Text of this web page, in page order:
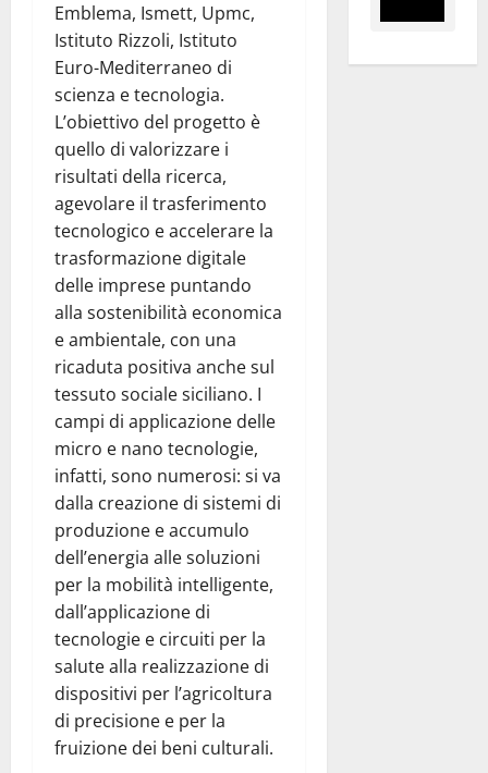
Emblema, Ismett, Upmc,
Istituto Rizzoli, Istituto
Euro-Mediterraneo di
scienza e tecnologia.
L’obiettivo del progetto è
quello di valorizzare i
risultati della ricerca,
agevolare il trasferimento
tecnologico e accelerare la
trasformazione digitale
delle imprese puntando
alla sostenibilità economica
e ambientale, con una
ricaduta positiva anche sul
tessuto sociale siciliano. I
campi di applicazione delle
micro e nano tecnologie,
infatti, sono numerosi: si va
dalla creazione di sistemi di
produzione e accumulo
dell’energia alle soluzioni
per la mobilità intelligente,
dall’applicazione di
tecnologie e circuiti per la
salute alla realizzazione di
dispositivi per l’agricoltura
di precisione e per la
fruizione dei beni culturali.